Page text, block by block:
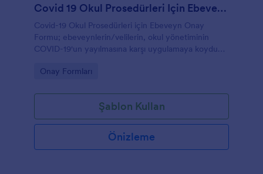
Covid 19 Okul Prosedürleri Için Ebeveyn Onay Formu
Covid-19 Okul Prosedürleri için Ebeveyn Onay
Formu; ebeveynlerin/velilerin, okul yönetiminin
COVID-19'un yayılmasına karşı uygulamaya koyduğu
form şablonu. Ayrıca, okul yönetimi pandemi
ebeveynleri/velileri bilgilendirebilir.
Go to Category:
Onay Formları
Şablon Kullan
Önizleme